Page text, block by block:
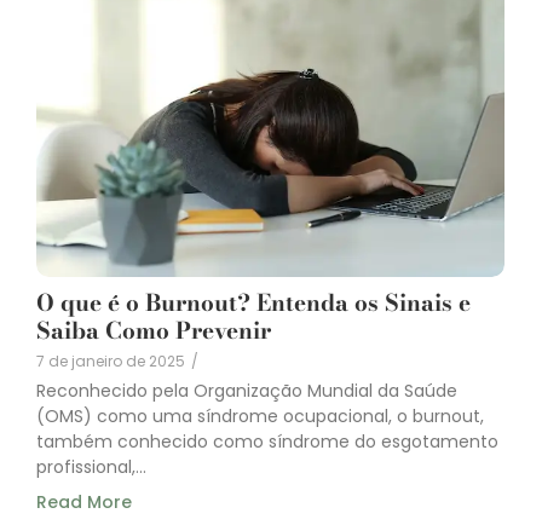
O que é o Burnout? Entenda os Sinais e
Saiba Como Prevenir
7 de janeiro de 2025 /
Reconhecido pela Organização Mundial da Saúde
(OMS) como uma síndrome ocupacional, o burnout,
também conhecido como síndrome do esgotamento
profissional,...
Read More